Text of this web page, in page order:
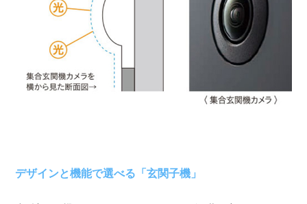
デザインと機能で選べる「玄関子機」